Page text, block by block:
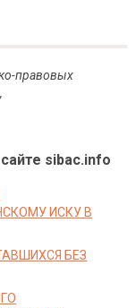
правовых
sibac.info
ИСКУ В
БЕЗ